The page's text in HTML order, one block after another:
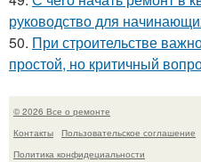
руководство для
50. При строительстве
простой, но критичный
© 2026 Все о ремонте
Контакты
Пользовательское соглашение
Политика конфидециальности